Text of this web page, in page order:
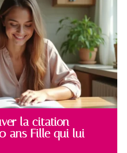
la citation
ans Fille qui lui